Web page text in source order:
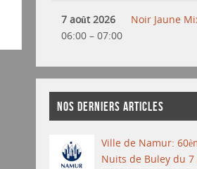
7 août 2026
06:00 – 07:00
Noir Jaune
NOS DERNIERS ARTICLES
Ville de Namur:
Nuits de Buley du 7